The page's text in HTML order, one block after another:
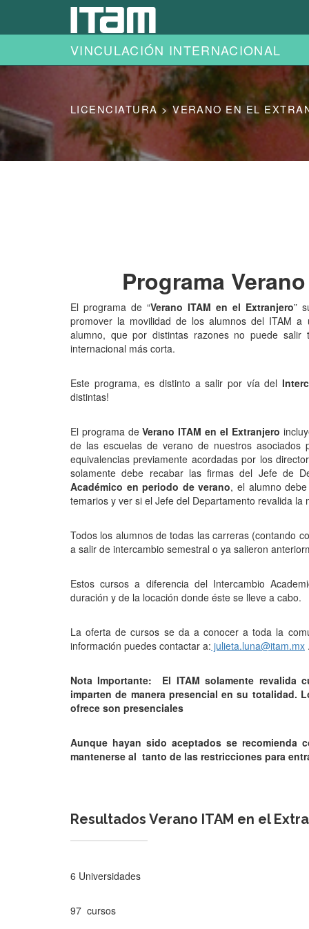
Ir al contenido principal
LICENCIATURA > VERANO EN EL
VINCULACIÓN INTERNACIONAL
Programa
El programa de “Verano ITAM en el Extranjero”
promover la movilidad de los alumnos del ITAM a
alumno, que por distintas razones no puede
internacional más corta.
Este programa, es distinto a salir por vía del
distintas!
El programa deVerano ITAM en el Extranjero
de las escuelas de verano de nuestros
equivalencias previamente acordadas por los
solamente debe recabar las firmas del Jefe de
Académico en periodo de verano, el alumno
temarios y ver si el Jefe del Departamento revalida la
Todos los alumnos de todas las carreras (contando
a salir de intercambio semestral o ya salieron
Estos cursos a diferencia del Intercambio
duración y de la locación donde éste se lleve a cabo.
La oferta de cursos se da a conocer a toda la
información puedes contactar a: julieta.luna@itam.mx
Nota Importante: El ITAM solamente revalida
imparten de manera presencial en su totalidad.
ofrece son presenciales
Aunque hayan sido aceptados se recomienda
mantenerse al tanto de las restricciones para
Resultados Verano ITAM en el
6 Universidades
97 cursos